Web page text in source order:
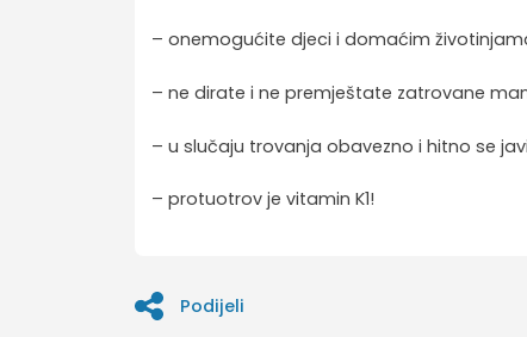
– onemogućite djeci i domaćim
– ne dirate i ne premještate zatrovane
– u slučaju trovanja obavezno i hitno se
– protuotrov je vitamin K1!
Podijeli